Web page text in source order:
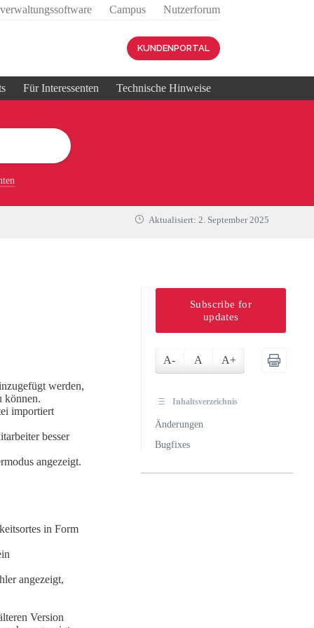
Campus Nutzerforum
KUNDENPORTAL
Für Interessenten Technische Hinweise
Aktualisiert: 2. September 2025
werden,
können.
importiert
besser
angezeigt.
in Form
angezeigt,
Version
Subscribe for
updates
A- A A+
Inhaltsverzeichnis
Änderungen
Bugfixes